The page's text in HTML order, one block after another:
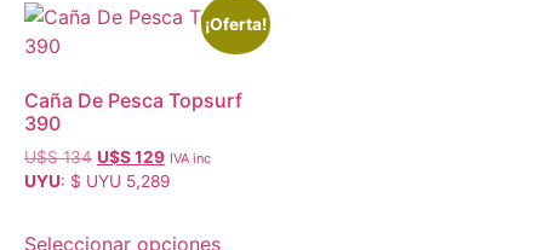
¡Oferta!
Caña De Pesca Topsurf
390
U$S134 U$S129 IVA inc
UYU: $ UYU 5,289
Seleccionar opciones